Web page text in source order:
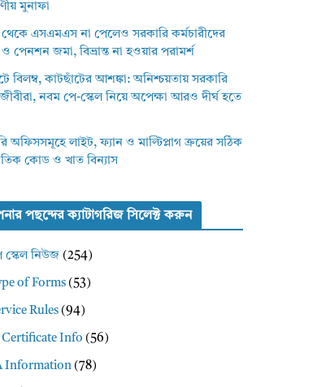
মুনাফা
থেকে এসএমএস না পেলেও সরকারি কর্মচারীদের
পেনশন জমা, বিভ্রান্ত না হওয়ার পরামর্শ
বিলম্ব, কাটছাঁটের আশঙ্কা: অনিশ্চয়তায় সরকারি
নবম পে-স্কেল নিয়ে অপেক্ষা আরও দীর্ঘ হতে
অফিসসমূহে লাইট, ফ্যান ও মাল্টিপ্লাগ ক্রয়ের সঠিক
কোড ও খাত বিন্যাস
পছন্দের ক্যাটাগরিজ সিলেক্ট করুন
স্কেল নিউজ (254)
of Forms (53)
Rules (94)
Info (56)
Information (78)